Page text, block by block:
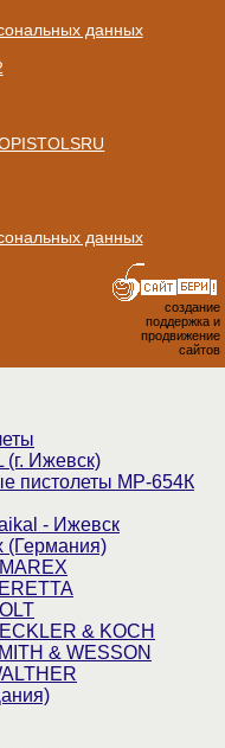
данных
данных
создание
поддержка и
продвижение
сайтов
(г. Ижевск)
пистолеты МР-654К
- Ижевск
(Германия)
& KOCH
& WESSON